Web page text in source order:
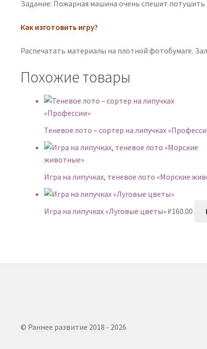
Задание: Пожарная машина очень спешит
Как изготовить игру?
Распечатать материалы на плотной фотобумаге.
Похожие товары
Теневое лото – сортер на липучках
Игра на липучках, теневое лото «Морские
Игра на липучках «Луговые цветы»₽160.00
© Раннее развитие 2018 - 2026